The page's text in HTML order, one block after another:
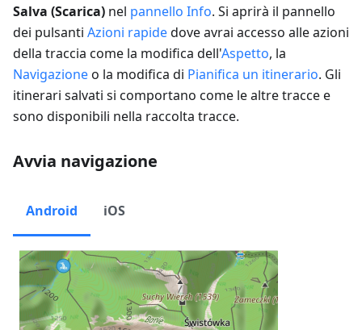
Salva (Scarica) nel pannello Info. Si aprirà il pannello
dei pulsanti Azioni rapidedove avrai accesso alle azioni
della traccia come la modifica dell'Aspetto, la
Navigazioneo la modifica di Pianifica un itinerario. Gli
itinerari salvati si comportano come le altre tracce e
sono disponibili nella raccolta tracce.
Avvia navigazione
Android iOS